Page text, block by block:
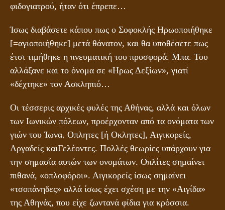
φιδογιατρού, ήταν ότι έπρεπε…
Ίσως διαβάσετε κάπου πως ο Σοφοκλής Ηρωοποιήθηκε
[=αγιοποιήθηκε] μετά θάνατον, και θα υποθέσετε πως
έτσι τιμήθηκε η πνευματική του προσφορά. Μπα. Του
αλλάξανε και το όνομα σε «Ηρως Δεξίων», γιατί
«δέχτηκε» τον Ασκληπιό…
Οι τέσσερις αρχικές φυλές της Αθήνας, αλλά και όλων
των Ιωνικών πόλεων, προέρχονταν από τα ονόματα των
γιών του Ίωνα. Οπλητες [ή Οκλητες], Αιγικορείς,
Αργαδείς καιΓελέοντες. Πολλές θεωρίες υπάρχουν για
την σημασία αυτών των ονομάτων. Οπλίτες σημαίνει
πιθανά, «οπλοφόροι». Αιγικορείς ίσως σημαίνει
«τσοπάνηδες» αλλά ίσως έχει σχέση με την «Αιγίδα»
της Αθηνάς, που είχε ζωντανά φίδια για κρόσσια.